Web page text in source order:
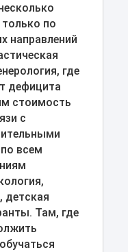
по
направлений
где
дефицита
стоимость
с
всем
детская
Там, где